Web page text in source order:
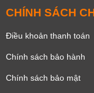
CHÍNH SÁCH
Điều khoản thanh toán
Chính sách bảo hành
Chính sách bảo mật